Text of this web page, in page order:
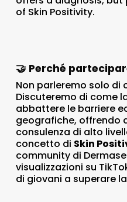
of Skin Positivity.
🤝 Perché
Non parleremo solo di
Discuteremo di come
abbattere le barriere
geografiche, offrendo
consulenza di alto
concetto di Skin
community di
visualizzazioni su
di giovani a superare